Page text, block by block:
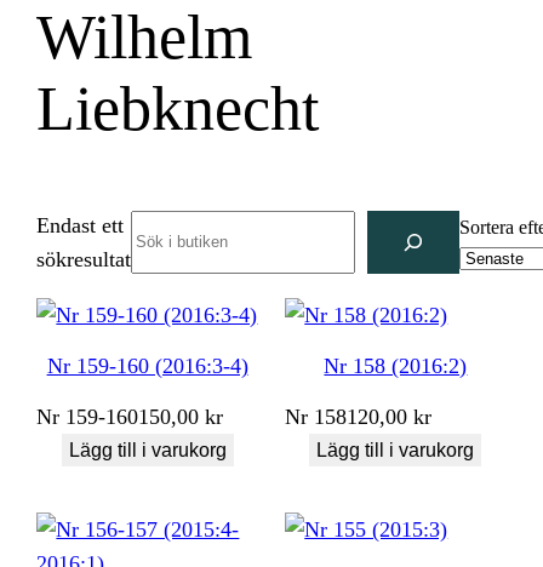
Wilhelm
Liebknecht
Endast ett
sökresultat
Sortera
Nr 159-160 (2016:3-4)
Nr 159-160150,00kr
Lägg till i varukorg
Nr 158 (2016:2)
Nr 158120,00kr
Lägg till i varukorg